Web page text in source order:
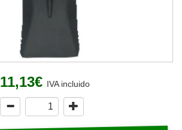
11,13€ IVA incluido